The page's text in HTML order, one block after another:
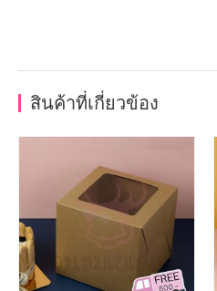
สินค้าที่เกี่ยวข้อง